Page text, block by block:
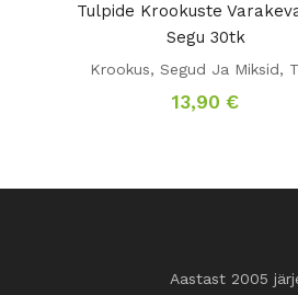
Tulpide Krookuste
Segu 30tk
Krookus, Segud Ja Miksid,
13,90 €
Aastast 2005